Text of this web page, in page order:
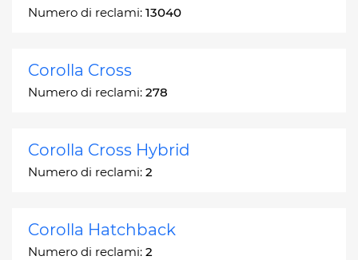
Numero di reclami: 13040
Corolla Cross
Numero di reclami: 278
Corolla Cross Hybrid
Numero di reclami: 2
Corolla Hatchback
Numero di reclami: 2